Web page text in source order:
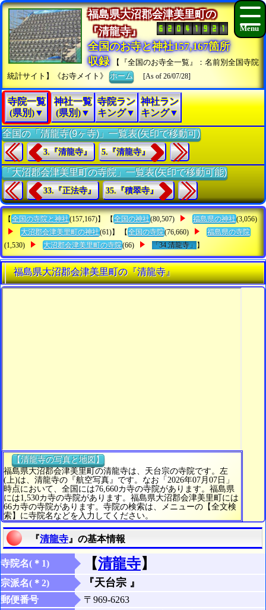
福島県大沼郡会津美里町の
『清龍寺』
全国のお寺と神社157,167箇所
収録
【『全国のお寺全一覧』：名前別全国寺院
統計サイト】《お寺メイト》ホーム [As of 26/07/28]
寺院一覧
(県別)▼
神社一覧
(県別)▼
寺院ラン
キング▼
神社ラン
キング▼
全国の「清龍寺(9ヶ寺)」一覧表(矢印で移動可)
3.『清龍寺』 5.『清龍寺』
「大沼郡会津美里町の寺院」一覧表(矢印で移動可能)
33.『正法寺』 35.『積翠寺』
【 全国の寺院と神社(157,167)】 【 全国の神社(80,507) 福島県の神社(3,056)
大沼郡会津美里町の神社(61)】 【 全国の寺院(76,660)
福島県の寺院
(1,530)
大沼郡会津美里町の寺院(66) 「34.清龍寺」 】
福島県大沼郡会津美里町の『清龍寺』
【清龍寺の写真と地図】
福島県大沼郡会津美里町の清龍寺は、天台宗の寺院です。左
(上)は、清龍寺の『航空写真』です。なお「2026年07月07日」
時点において、全国には76,660カ寺の寺院があります。福島県
には1,530カ寺の寺院があります。福島県大沼郡会津美里町には
66カ寺の寺院があります。寺院の検索は、メニューの【全文検
索】に寺院名などを入力してください。
『清龍寺 』の基本情報
寺院名(＊1) 【清龍寺】
宗派名(＊2) 『天台宗 』
郵便番号 〒969-6263